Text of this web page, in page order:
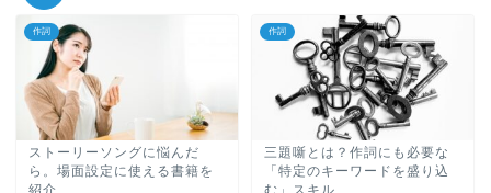
作詞
ストーリーソングに悩んだ
ら。場面設定に使える書籍を
紹介
作詞
三題噺とは？作詞にも必要な
「特定のキーワードを盛り込
む」スキル